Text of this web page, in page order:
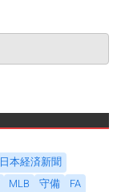
日本経済新聞
MLB 守備
FA